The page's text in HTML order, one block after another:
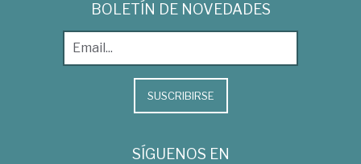
BOLETÍN DE NOVEDADES
SUSCRIBIRSE
SÍGUENOS EN